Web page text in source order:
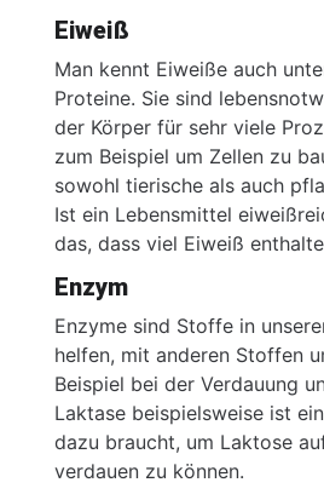
Eiweiß
Man kennt Eiweiße auch
Proteine. Sie sind
der Körper für sehr viele
zum Beispiel um Zellen zu
sowohl tierische als auch
Ist ein Lebensmittel
das, dass viel Eiweiß
Enzym
Enzyme sind Stoffe in
helfen, mit anderen Stoffen
Beispiel bei der Verdauung
Laktase beispielsweise ist
dazu braucht, um Laktose
verdauen zu können.